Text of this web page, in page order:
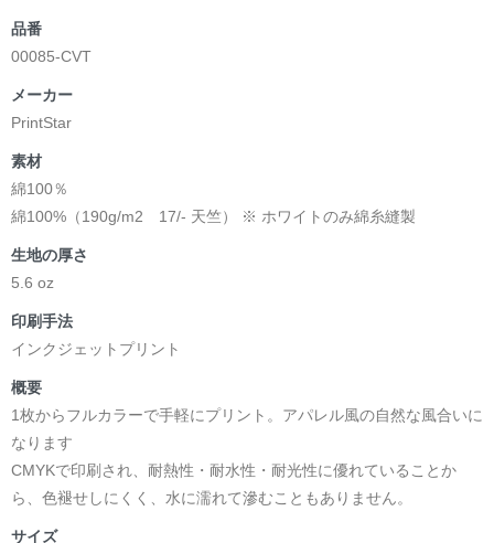
品番
00085-CVT
メーカー
PrintStar
素材
綿100％
綿100%（190g/m2 17/- 天竺） ※ ホワイトのみ綿糸縫製
生地の厚さ
5.6 oz
印刷手法
インクジェットプリント
概要
1枚からフルカラーで手軽にプリント。アパレル風の自然な風合いに
なります
CMYKで印刷され、耐熱性・耐水性・耐光性に優れていることか
ら、色褪せしにくく、水に濡れて滲むこともありません。
サイズ